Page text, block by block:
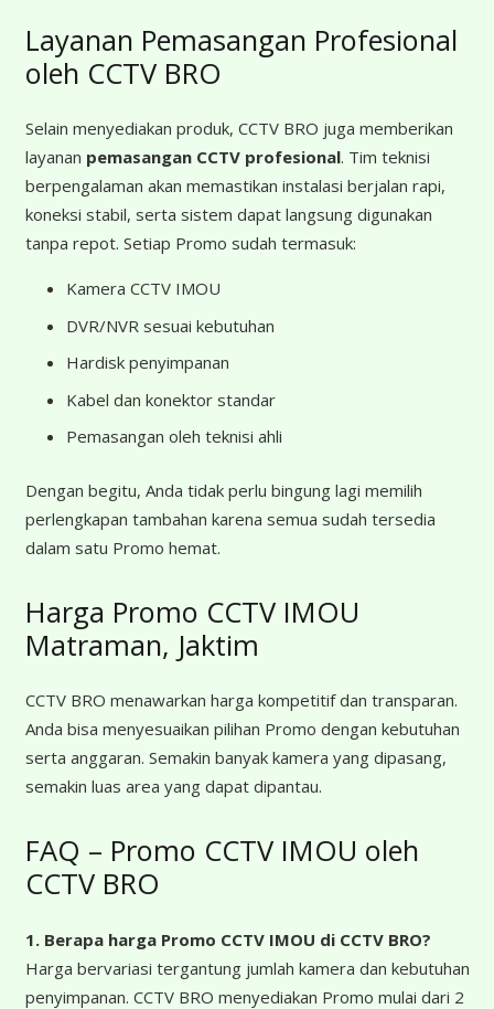
Layanan Pemasangan Profesional
oleh CCTV BRO
Selain menyediakan produk, CCTV BRO juga memberikan
layanan pemasangan CCTV profesional. Tim teknisi
berpengalaman akan memastikan instalasi berjalan rapi,
koneksi stabil, serta sistem dapat langsung digunakan
tanpa repot. Setiap Promo sudah termasuk:
Kamera CCTV IMOU
DVR/NVR sesuai kebutuhan
Hardisk penyimpanan
Kabel dan konektor standar
Pemasangan oleh teknisi ahli
Dengan begitu, Anda tidak perlu bingung lagi memilih
perlengkapan tambahan karena semua sudah tersedia
dalam satu Promo hemat.
Harga Promo CCTV IMOU
Matraman, Jaktim
CCTV BRO menawarkan harga kompetitif dan transparan.
Anda bisa menyesuaikan pilihan Promo dengan kebutuhan
serta anggaran. Semakin banyak kamera yang dipasang,
semakin luas area yang dapat dipantau.
FAQ – Promo CCTV IMOU oleh
CCTV BRO
1. Berapa harga Promo CCTV IMOU di CCTV BRO?
Harga bervariasi tergantung jumlah kamera dan kebutuhan
penyimpanan. CCTV BRO menyediakan Promo mulai dari 2